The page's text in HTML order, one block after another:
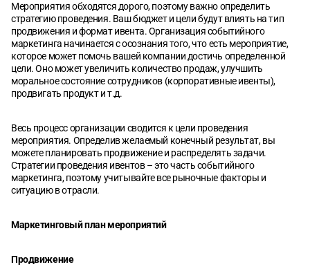
Мероприятия обходятся дорого, поэтому важно определить
стратегию проведения. Ваш бюджет и цели будут влиять на тип
продвижения и формат ивента. Организация событийного
маркетинга начинается с осознания того, что есть мероприятие,
которое может помочь вашей компании достичь определенной
цели. Оно может увеличить количество продаж, улучшить
моральное состояние сотрудников (корпоративные ивенты),
продвигать продукт и т.д.
Весь процесс организации сводится к цели проведения
мероприятия. Определив желаемый конечный результат, вы
можете планировать продвижение и распределять задачи.
Стратегии проведения ивентов – это часть событийного
маркетинга, поэтому учитывайте все рыночные факторы и
ситуацию в отрасли.
Маркетинговый план мероприятий
Продвижение